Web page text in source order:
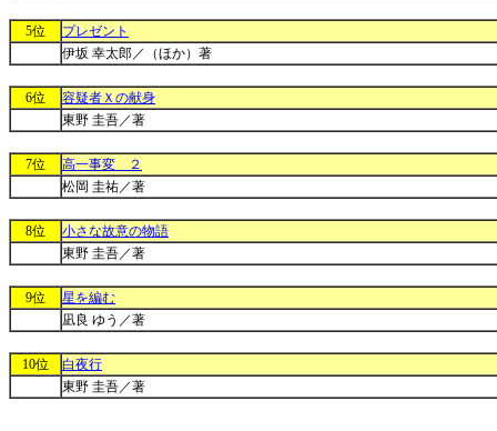
5位
プレゼント
伊坂 幸太郎／（ほか）著
6位
容疑者Ｘの献身
東野 圭吾／著
7位
高一事変 ２
松岡 圭祐／著
8位
小さな故意の物語
東野 圭吾／著
9位
星を編む
凪良 ゆう／著
10位
白夜行
東野 圭吾／著